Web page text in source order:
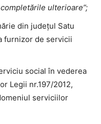
ulterioare”;
din județul Satu
furnizor de servicii
social în vederea
Legii nr.197/2012,
serviciilor